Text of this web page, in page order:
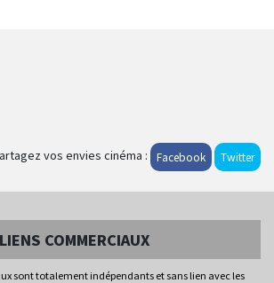
vos envies cinéma : Facebook Twitter
LIENS COMMERCIAUX
sont totalement indépendants et sans lien avec les